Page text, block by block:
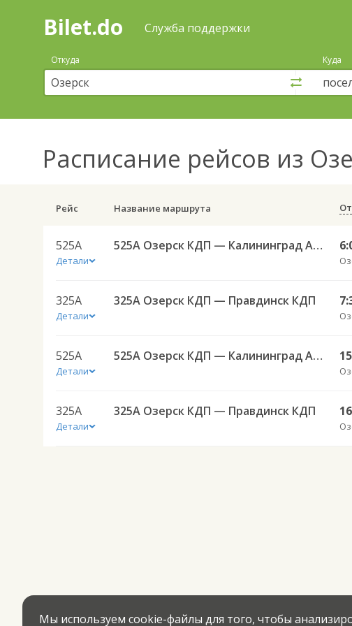
Поиск
покупка
билетов
автобус
онлайн
Bilet.do Служба поддержки
Откуда Куда
Расписание рейсов из
Рейс Название маршрута
525А
Детали
525А Озерск КДП — Калининград АВ ч/з Правдинск КДП
325А
Детали
325А Озерск КДП — Правдинск КДП
525А
Детали
525А Озерск КДП — Калининград АВ ч/з Правдинск КДП
325А
Детали
325А Озерск КДП — Правдинск КДП
Мы используем cookie-файлы для того, чтобы